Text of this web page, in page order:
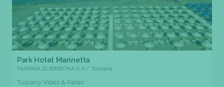
Park Hotel Marinetta
MARINA DI BIBBONA (LI) / Toscana
Tuscany Vibes & Relax